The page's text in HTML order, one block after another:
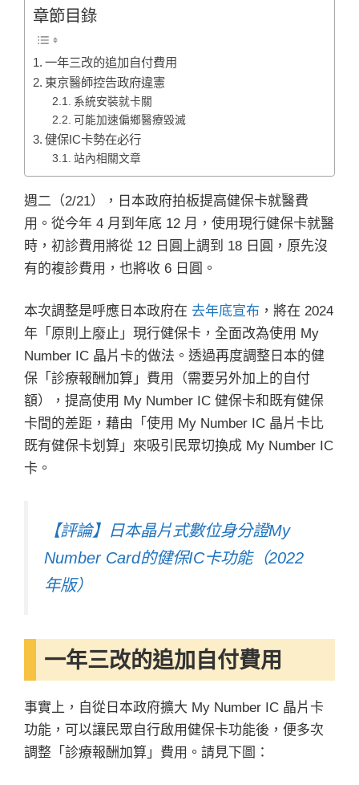
章節目錄
一年三改的追加自付費用
東京醫師控告政府違憲
系統安裝就卡關
可能加速偏鄉醫療毀滅
健保IC卡勢在必行
站內相關文章
週二（2/21），日本政府拍板提高健保卡就醫費
用。從今年 4 月到年底 12 月，使用現行健保卡就醫
時，初診費用將從 12 日圓上調到 18 日圓，原先沒
有的複診費用，也將收 6 日圓。
本次調整是呼應日本政府在 去年底宣布 ，將在 2024
年「原則上廢止」現行健保卡，全面改為使用 My
Number IC 晶片卡的做法。透過再度調整日本的健
保「診療報酬加算」費用（需要另外加上的自付
額），提高使用 My Number IC 健保卡和既有健保
卡間的差距，藉由「使用 My Number IC 晶片卡比
既有健保卡划算」來吸引民眾切換成 My Number IC
卡。
【評論】日本晶片式數位身分證My
Number Card的健保IC卡功能（2022
年版）
一年三改的追加自付費用
事實上，自從日本政府擴大 My Number IC 晶片卡
功能，可以讓民眾自行啟用健保卡功能後，便多次
調整「診療報酬加算」費用。請見下圖：